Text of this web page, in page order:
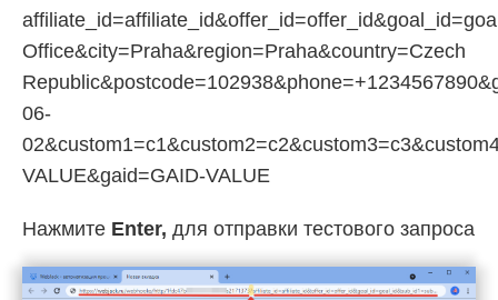
Office&city=Praha&region=Praha&country=Czech
06-
VALUE&gaid=GAID-VALUE
Нажмите Enter, для отправки тестового запроса